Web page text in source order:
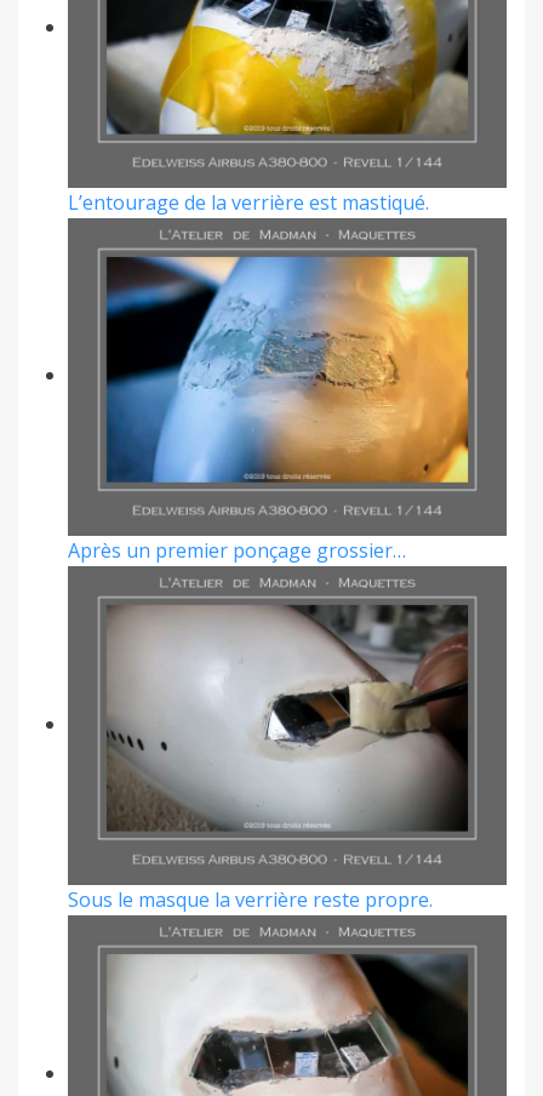
L’entourage de la verrière est mastiqué.
Après un premier ponçage grossier…
Sous le masque la verrière reste propre.